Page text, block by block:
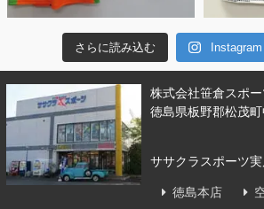
さらに読み込む
株式会社笹倉スポ
徳島県板野郡松茂
ササクラスポーツ
徳島本店